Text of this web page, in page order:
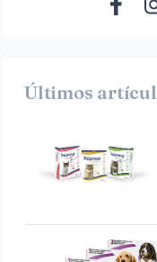
Últimos